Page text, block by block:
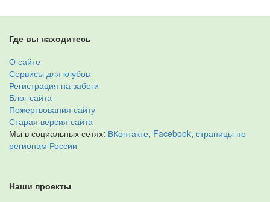
Где вы находитесь
О сайте
Сервисы для клубов
Регистрация на забеги
Блог сайта
Пожертвования сайту
Старая версия сайта
Мы в социальных сетях: ВКонтакте, Facebook, страницы по
регионам России
Наши проекты